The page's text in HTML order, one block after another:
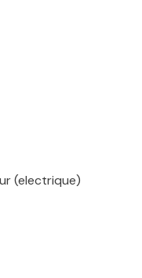
service
(electrique)